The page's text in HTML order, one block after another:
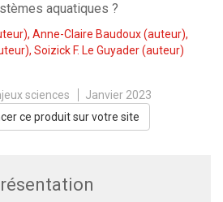
aquatiques ?
Anne-Claire Baudoux(auteur),
Soizick F. Le Guyader(auteur)
sciences
Janvier 2023
ce produit sur votre site